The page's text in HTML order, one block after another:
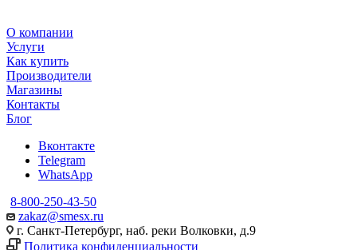
О компании
Услуги
Как купить
Производители
Магазины
Контакты
Блог
Вконтакте
Telegram
WhatsApp
8-800-250-43-50
zakaz@smesx.ru
г. Санкт-Петербург, наб. реки Волковки, д.9
Политика конфиденциальности